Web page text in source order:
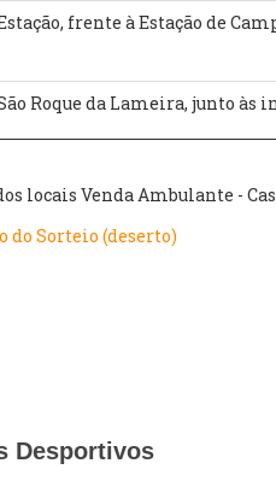
frente à Estação de
Roque da Lameira, junto às
locais Venda Ambulante -
do Sorteio (deserto)
Desportivos